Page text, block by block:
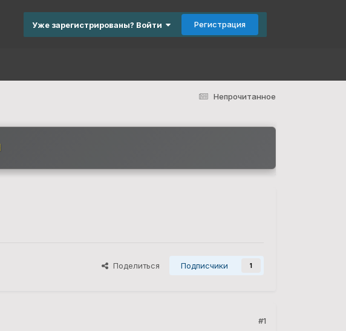
Уже зарегистрированы? Войти Регистрация
Непрочитанное
Поделиться Подписчики 1
#1